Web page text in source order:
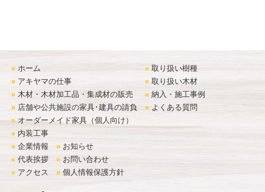
ホーム
アキヤマの仕事
木材・木材加工品・集成材の販売
店舗や公共施設の家具･建具の請負
オーダーメイド家具（個人向け）
内装工事
取り扱い樹種
取り扱い木材
納入・施工事例
よくある質問
企業情報
代表挨拶
アクセス
お知らせ
お問い合わせ
個人情報保護方針